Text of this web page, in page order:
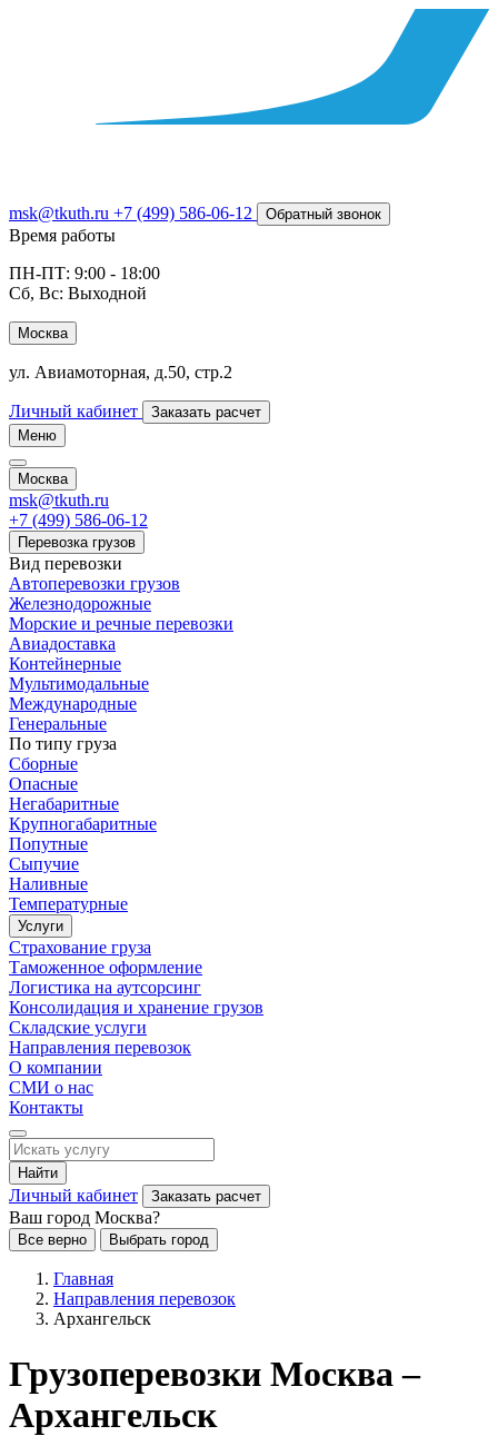
msk@tkuth.ru +7 (499) 586-06-12 Обратный звонок
Время работы
ПН-ПТ: 9:00 - 18:00
Сб, Вс: Выходной
Москва
ул. Авиамоторная, д.50, стр.2
Личный кабинет
Заказать расчет
Меню
Москва
msk@tkuth.ru
+7 (499) 586-06-12
Перевозка грузов
Вид перевозки
Автоперевозки грузов
Железнодорожные
Морские и речные перевозки
Авиадоставка
Контейнерные
Мультимодальные
Международные
Генеральные
По типу груза
Сборные
Опасные
Негабаритные
Крупногабаритные
Попутные
Сыпучие
Наливные
Температурные
Услуги
Страхование груза
Таможенное оформление
Логистика на аутсорсинг
Консолидация и хранение грузов
Складские услуги
Направления перевозок
О компании
СМИ о нас
Контакты
Найти
Личный кабинет Заказать расчет
Ваш город Москва?
Все верно Выбрать город
Главная
Направления перевозок
Архангельск
Грузоперевозки Москва –
Архангельск